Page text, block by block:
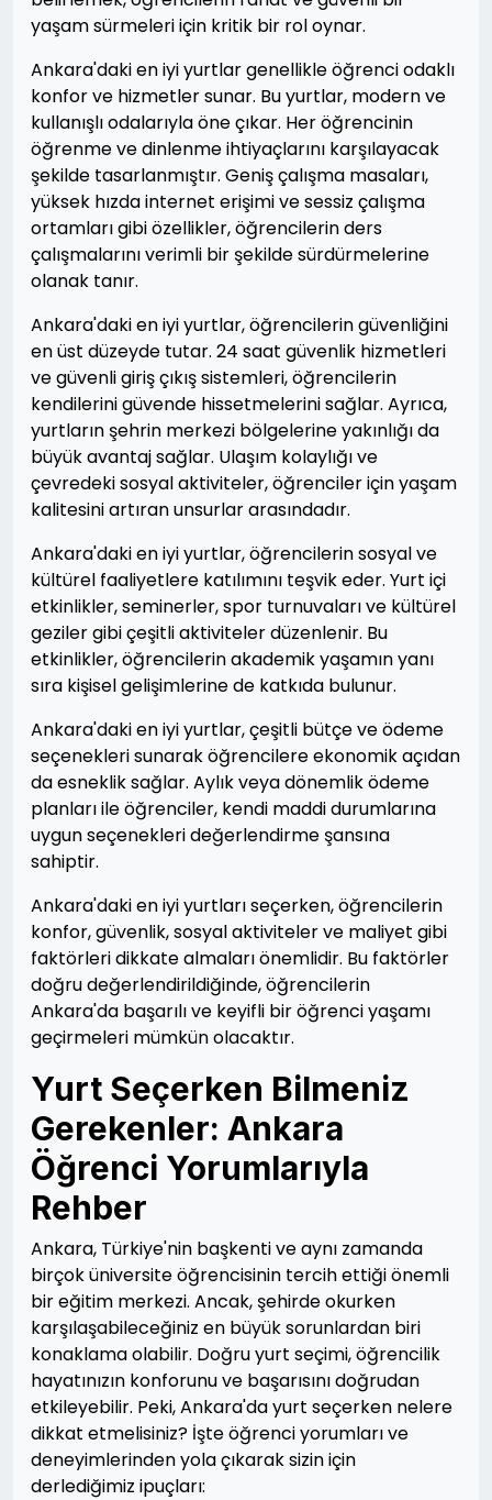
yaşam sürmeleri için kritik bir rol oynar.
Ankara'daki en iyi yurtlar genellikle öğrenci odaklı
konfor ve hizmetler sunar. Bu yurtlar, modern ve
kullanışlı odalarıyla öne çıkar. Her öğrencinin
öğrenme ve dinlenme ihtiyaçlarını karşılayacak
şekilde tasarlanmıştır. Geniş çalışma masaları,
yüksek hızda internet erişimi ve sessiz çalışma
ortamları gibi özellikler, öğrencilerin ders
çalışmalarını verimli bir şekilde sürdürmelerine
olanak tanır.
Ankara'daki en iyi yurtlar, öğrencilerin güvenliğini
en üst düzeyde tutar. 24 saat güvenlik hizmetleri
ve güvenli giriş çıkış sistemleri, öğrencilerin
kendilerini güvende hissetmelerini sağlar. Ayrıca,
yurtların şehrin merkezi bölgelerine yakınlığı da
büyük avantaj sağlar. Ulaşım kolaylığı ve
çevredeki sosyal aktiviteler, öğrenciler için yaşam
kalitesini artıran unsurlar arasındadır.
Ankara'daki en iyi yurtlar, öğrencilerin sosyal ve
kültürel faaliyetlere katılımını teşvik eder. Yurt içi
etkinlikler, seminerler, spor turnuvaları ve kültürel
geziler gibi çeşitli aktiviteler düzenlenir. Bu
etkinlikler, öğrencilerin akademik yaşamın yanı
sıra kişisel gelişimlerine de katkıda bulunur.
Ankara'daki en iyi yurtlar, çeşitli bütçe ve ödeme
seçenekleri sunarak öğrencilere ekonomik açıdan
da esneklik sağlar. Aylık veya dönemlik ödeme
planları ile öğrenciler, kendi maddi durumlarına
uygun seçenekleri değerlendirme şansına
sahiptir.
Ankara'daki en iyi yurtları seçerken, öğrencilerin
konfor, güvenlik, sosyal aktiviteler ve maliyet gibi
faktörleri dikkate almaları önemlidir. Bu faktörler
doğru değerlendirildiğinde, öğrencilerin
Ankara'da başarılı ve keyifli bir öğrenci yaşamı
geçirmeleri mümkün olacaktır.
Yurt Seçerken Bilmeniz
Gerekenler: Ankara
Öğrenci Yorumlarıyla
Rehber
Ankara, Türkiye'nin başkenti ve aynı zamanda
birçok üniversite öğrencisinin tercih ettiği önemli
bir eğitim merkezi. Ancak, şehirde okurken
karşılaşabileceğiniz en büyük sorunlardan biri
konaklama olabilir. Doğru yurt seçimi, öğrencilik
hayatınızın konforunu ve başarısını doğrudan
etkileyebilir. Peki, Ankara'da yurt seçerken nelere
dikkat etmelisiniz? İşte öğrenci yorumları ve
deneyimlerinden yola çıkarak sizin için
derlediğimiz ipuçları: